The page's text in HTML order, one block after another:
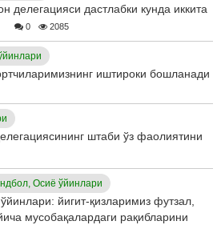
делегацияси дастлабки кунда иккита
0 2085
иштироки бошланади
штаби ўз фаолиятини
Осиё ўйинлари
йигит-қизларимиз футзал,
мусобақалардаги рақибларини